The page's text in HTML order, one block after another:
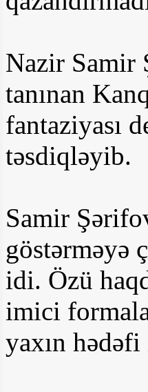
Nazir Samir
tanınan
fantaziyası
təsdiqləyib.
Samir
göstərməyə
idi. Özü
imici
yaxın